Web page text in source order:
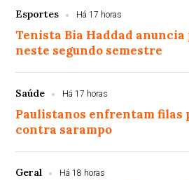
Esportes Há 17 horas
Tenista Bia Haddad
neste segundo semestre
Saúde Há 17 horas
Paulistanos enfrentam filas
contra sarampo
Geral Há 18 horas